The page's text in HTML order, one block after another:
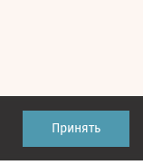
Принять